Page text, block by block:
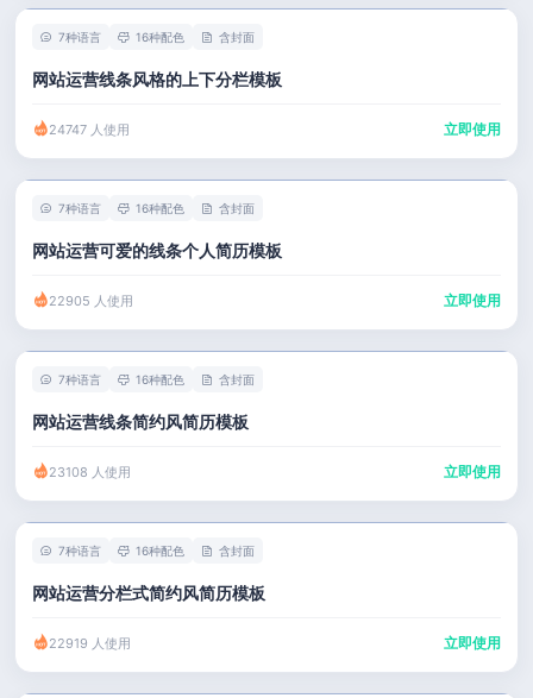
7种语言 16种配色 含封面
网站运营线条风格的上下分栏模板
24747 人使用 立即使用
7种语言 16种配色 含封面
网站运营可爱的线条个人简历模板
22905 人使用 立即使用
7种语言 16种配色 含封面
网站运营线条简约风简历模板
23108 人使用 立即使用
7种语言 16种配色 含封面
网站运营分栏式简约风简历模板
22919 人使用 立即使用